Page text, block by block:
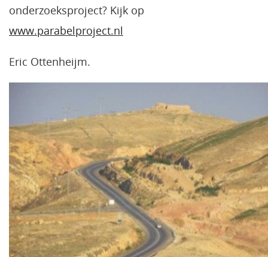
onderzoeksproject? Kijk op
www.parabelproject.nl
Eric Ottenheijm.